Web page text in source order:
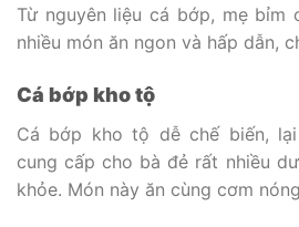
Từ nguyên liệu cá bớp, mẹ bỉm
nhiều món ăn ngon và hấp dẫn,
Cá bớp kho tộ
Cá bớp kho tộ dễ chế biến,
cung cấp cho bà đẻ rất nhiều
khỏe. Món này ăn cùng cơm